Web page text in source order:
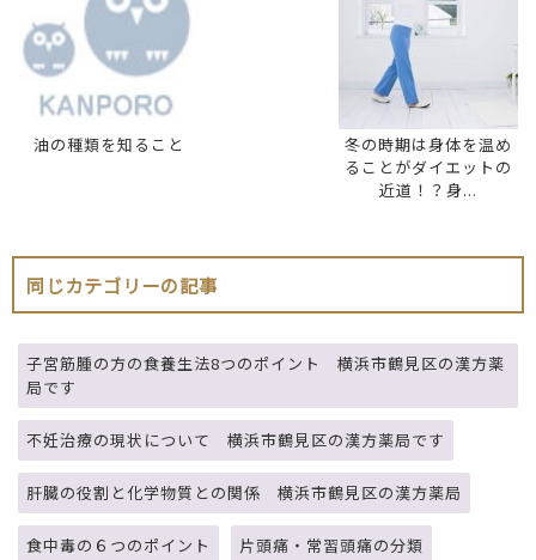
油の種類を知ること
冬の時期は身体を温め
ることがダイエットの
近道！？身...
同じカテゴリーの記事
子宮筋腫の方の食養生法8つのポイント 横浜市鶴見区の漢方薬
局です
不妊治療の現状について 横浜市鶴見区の漢方薬局です
肝臓の役割と化学物質との関係 横浜市鶴見区の漢方薬局
食中毒の６つのポイント 片頭痛・常習頭痛の分類